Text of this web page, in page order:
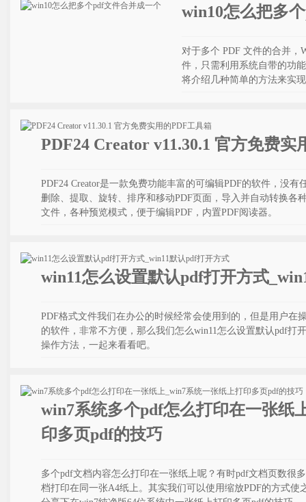
win10怎么把多
对于多个 PDF 文件的合并，
件，只需利用系统自带的功
将介绍几种简单的方法来实
PDF24 Creator v11.30.1 官方免费实
PDF24 Creator是一款免费功能丰富的可编辑PDF的软件，没
删除、提取、旋转、排序和移动PDF页面，导入并自动转换各
文件，各种预览模式，便于编辑PDF，内置PDF阅读器。
win11怎么设置默认pdf打开方式
PDF格式文件我们在办公的时候经常会使用到的，但是用户在
的软件，非常不方便，那么我们怎么win11怎么设置默认pdf打
操作方法，一起来看看吧。
win7系统多个pdf怎么打印在一张纸
印多页pdf的技巧
多个pdf文档内容怎么打印在一张纸上呢？有时pdf文档页数很
档打印在同一张A4纸上。其实我们可以使用缩放PDF的方式使